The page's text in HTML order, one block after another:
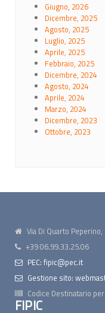
Giugno, 2026
Dicembre, 2025
Agosto, 2025
Luglio, 2025
Aprile, 2025
Febbraio, 2025
Dicembre, 2024
Agosto, 2024
Aprile, 2024
Marzo, 2024
Dicembre, 2023
Ottobre, 2023
Via Di Quarto
+39 06.99.33.25.06
PEC: fipic@pec.it
Gestione sito:
Codice Destinatario
FIPIC